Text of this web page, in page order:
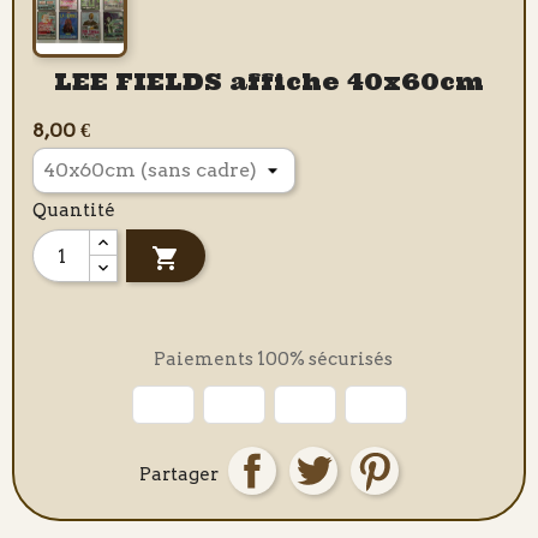
LEE FIELDS affiche 40x60cm
8,00 €
Quantité

Paiements 100% sécurisés
Partager